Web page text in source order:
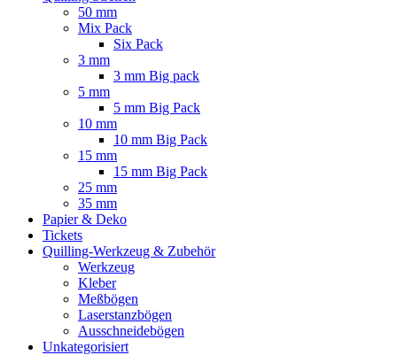
50 mm
Mix Pack
Six Pack
3 mm
3 mm Big pack
5 mm
5 mm Big Pack
10 mm
10 mm Big Pack
15 mm
15 mm Big Pack
25 mm
35 mm
Papier & Deko
Tickets
Quilling-Werkzeug & Zubehör
Werkzeug
Kleber
Meßbögen
Laserstanzbögen
Ausschneidebögen
Unkategorisiert